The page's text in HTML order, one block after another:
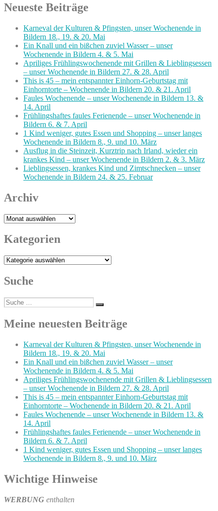
Neueste Beiträge
Karneval der Kulturen & Pfingsten, unser Wochenende in
Bildern 18., 19. & 20. Mai
Ein Knall und ein bißchen zuviel Wasser – unser
Wochenende in Bildern 4. & 5. Mai
Apriliges Frühlingswochenende mit Grillen & Lieblingsessen
– unser Wochenende in Bildern 27. & 28. April
This is 45 – mein entspannter Einhorn-Geburtstag mit
Einhorntorte – Wochenende in Bildern 20. & 21. April
Faules Wochenende – unser Wochenende in Bildern 13. &
14. April
Frühlingshaftes faules Ferienende – unser Wochenende in
Bildern 6. & 7. April
1 Kind weniger, gutes Essen und Shopping – unser langes
Wochenende in Bildern 8., 9. und 10. März
Ausflug in die Steinzeit, Kurztrip nach Irland, wieder ein
krankes Kind – unser Wochenende in Bildern 2. & 3. März
Lieblingsessen, krankes Kind und Zimtschnecken – unser
Wochenende in Bildern 24. & 25. Februar
Archiv
Archiv
Kategorien
Kategorien
Suche
Suche
nach:
Suchen
Meine neuesten Beiträge
Karneval der Kulturen & Pfingsten, unser Wochenende in
Bildern 18., 19. & 20. Mai
Ein Knall und ein bißchen zuviel Wasser – unser
Wochenende in Bildern 4. & 5. Mai
Apriliges Frühlingswochenende mit Grillen & Lieblingsessen
– unser Wochenende in Bildern 27. & 28. April
This is 45 – mein entspannter Einhorn-Geburtstag mit
Einhorntorte – Wochenende in Bildern 20. & 21. April
Faules Wochenende – unser Wochenende in Bildern 13. &
14. April
Frühlingshaftes faules Ferienende – unser Wochenende in
Bildern 6. & 7. April
1 Kind weniger, gutes Essen und Shopping – unser langes
Wochenende in Bildern 8., 9. und 10. März
Wichtige Hinweise
WERBUNG enthalten